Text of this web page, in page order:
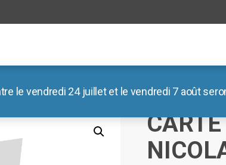
le vendredi 24 juillet et le vendredi 7 août
Noël/ Carte – Cathédrale St-Nicolas